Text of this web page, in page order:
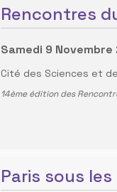
Rencontres
Samedi 9
Cité des Sciences et
14ème édition des
Paris sous